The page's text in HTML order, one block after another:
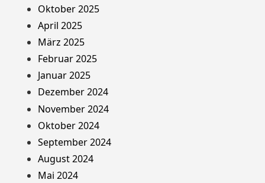
Oktober 2025
April 2025
März 2025
Februar 2025
Januar 2025
Dezember 2024
November 2024
Oktober 2024
September 2024
August 2024
Mai 2024